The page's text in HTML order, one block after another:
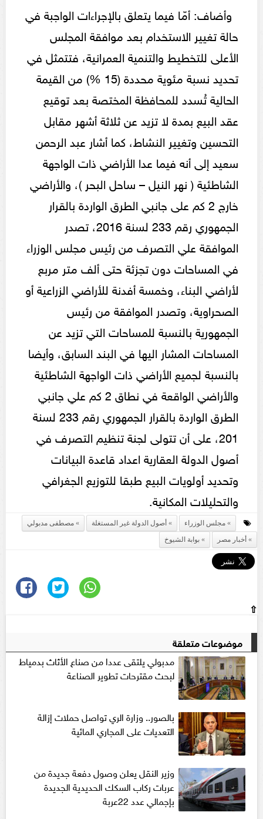
وأضاف: أمّا فيما يتعلق بالإجراءات الواجبة في
حالة تغيير الاستخدام بعد موافقة المجلس
الأعلى للتخطيط والتنمية العمرانية، فتتمثل في
تحديد نسبة مئوية محددة (15 %) من القيمة
الحالية تُسدد للمحافظة المختصة بعد توقيع
عقد البيع بمدة لا تزيد عن ثلاثة أشهر مقابل
التحسين وتغيير النشاط، كما أشار عبد الرحمن
سعيد إلى أنه فيما عدا الأراضي ذات الواجهة
الشاطئية ( نهر النيل – ساحل البحر )، والأراضي
خارج 2 كم على جانبي الطرق الواردة بالقرار
الجمهوري رقم 233 لسنة 2016، تصدر
الموافقة علي التصرف من رئيس مجلس الوزراء
في المساحات دون تجزئة حتى ألف متر مربع
لأراضي البناء، وخمسة أفدنة للأراضي الزراعية أو
الصحراوية، وتصدر الموافقة من رئيس
الجمهورية بالنسبة للمساحات التي تزيد عن
المساحات المشار اليها في البند السابق، وأيضا
بالنسبة لجميع الأراضي ذات الواجهة الشاطئية
والأراضي الواقعة في نطاق 2 كم علي جانبي
الطرق الواردة بالقرار الجمهوري رقم 233 لسنة
201، على أن تتولى لجنة تنظيم التصرف في
أصول الدولة العقارية اعداد قاعدة البيانات
وتحديد أولويات البيع طبقا للتوزيع الجغرافي
والتحليلات المكانية.
مجلس الوزراء أصول الدولة غير المستغلة
مصطفى مدبولي
أخبار مصر
بوابة الشيوخ
⇧
موضوعات متعلقة
مدبولي يلتقى عددا من صناع الأثاث بدمياط
لبحث مقترحات تطوير الصناعة
بالصور.. وزارة الري تواصل حملات إزالة
التعديات على المجاري المائية
وزير النقل يعلن وصول دفعة جديدة من
عربات ركاب السكك الحديدية الجديدة
بإجمالي عدد 22عربة